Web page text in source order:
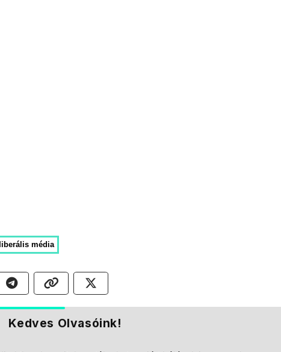
média
Kedves Olvasóink!